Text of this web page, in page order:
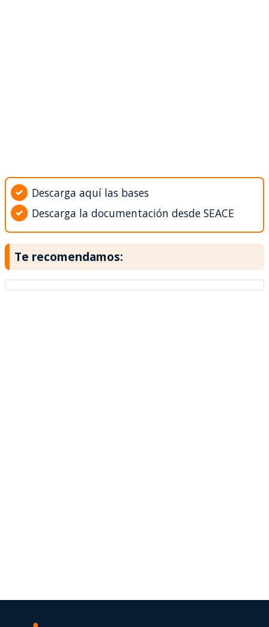
Descarga aquí las bases
Descarga la documentación desde SEACE
Te recomendamos: